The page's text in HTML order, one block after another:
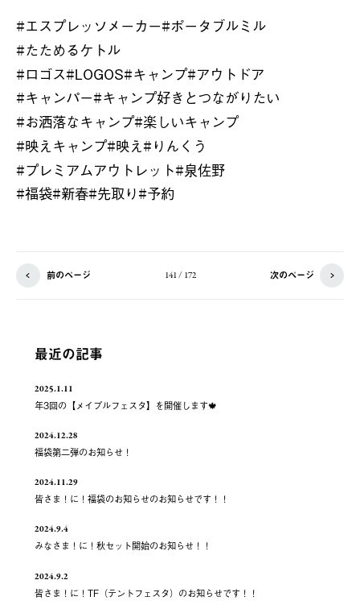
#エスプレッソメーカー#ポータブルミル
#たためるケトル
#ロゴス#LOGOS#キャンプ#アウトドア
#キャンパー#キャンプ好きとつながりたい
#お洒落なキャンプ#楽しいキャンプ
#映えキャンプ#映え#りんくう
#プレミアムアウトレット#泉佐野
#福袋#新春#先取り#予約
前のページ 141 / 172 次のページ
最近の記事
2025.1.11
年3回の【メイプルフェスタ】を開催します🍁
2024.12.28
福袋第二弾のお知らせ！
2024.11.29
皆さま！に！福袋のお知らせのお知らせです！！
2024.9.4
みなさま！に！秋セット開始のお知らせ！！
2024.9.2
皆さま！に！TF（テントフェスタ）のお知らせです！！